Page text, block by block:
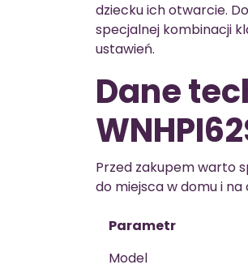
dziecku ich otwarcie.
specjalnej kombinacji
ustawień.
Dane
Przed zakupem warto
do miejsca w domu i
Parametr
Model